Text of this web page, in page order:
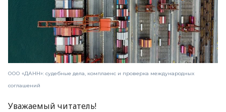
ООО «ДАНН»: судебные дела, комплаенс и проверка международных
соглашений
Уважаемый читатель!